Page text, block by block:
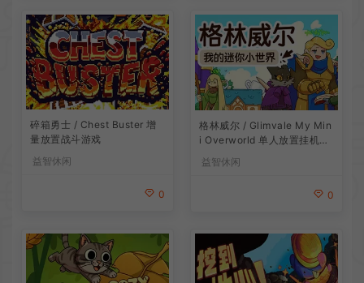
碎箱勇士 / Chest Buster 增
量放置战斗游戏
益智休闲
0
格林威尔 / Glimvale My Min
i Overworld 单人放置挂机城
益智休闲
0